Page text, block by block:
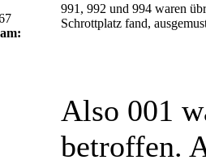
991, 992 und 994 waren
Schrottplatz fand,
Also 001
betroffen.